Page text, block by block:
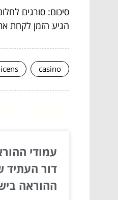
סיכום: סורגים
הגיע הזמן לקחת
casino
עמודי
דור העתיד
ההוראה